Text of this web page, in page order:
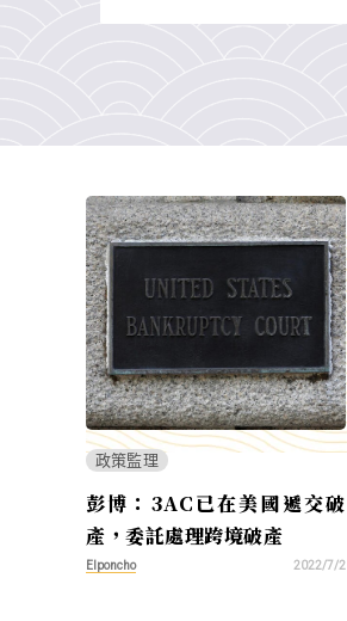
政策監理
彭博：3AC已在美國遞交破
產，委託處理跨境破產
Elponcho 2022/7/2